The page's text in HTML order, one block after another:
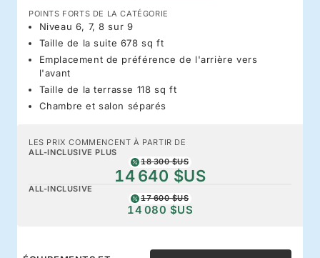
POINTS FORTS DE LA CATÉGORIE
Niveau 6, 7, 8 sur 9
Taille de la suite 678 sq ft
Emplacement de préférence de l'arrière vers
l'avant
Taille de la terrasse 118 sq ft
Chambre et salon séparés
LES PRIX COMMENCENT À PARTIR DE
ALL-INCLUSIVE PLUS
18 300 $US
14 640 $US
ALL-INCLUSIVE
17 600 $US
14 080 $US